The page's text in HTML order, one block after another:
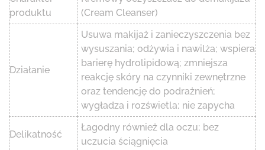
produktu
(Cream Cleanser)
Działanie
Usuwa makijaż i zanieczyszczenia bez
wysuszania; odżywia i nawilża; wspiera
barierę hydrolipidową; zmniejsza
reakcję skóry na czynniki zewnętrzne
oraz tendencję do podrażnień;
wygładza i rozświetla; nie zapycha
Delikatność
Łagodny również dla oczu; bez
uczucia ściągnięcia